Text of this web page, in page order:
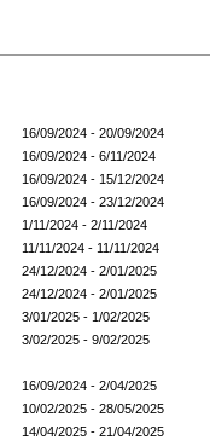
16/09/2024 - 20/09/2024
16/09/2024 - 6/11/2024
16/09/2024 - 15/12/2024
16/09/2024 - 23/12/2024
1/11/2024 - 2/11/2024
11/11/2024 - 11/11/2024
24/12/2024 - 2/01/2025
24/12/2024 - 2/01/2025
3/01/2025 - 1/02/2025
3/02/2025 - 9/02/2025
16/09/2024 - 2/04/2025
10/02/2025 - 28/05/2025
14/04/2025 - 21/04/2025